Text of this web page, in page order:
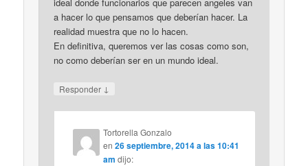
ideal donde funcionarios que parecen angeles van
a hacer lo que pensamos que deberían hacer. La
realidad muestra que no lo hacen.
En definitiva, queremos ver las cosas como son,
no como deberían ser en un mundo ideal.
Responder ↓
Tortorella Gonzalo
en26 septiembre, 2014 a las 10:41
am dijo: